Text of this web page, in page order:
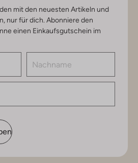
mit den neuesten Artikeln und
nur für dich. Abonniere den
einen Einkaufsgutschein im